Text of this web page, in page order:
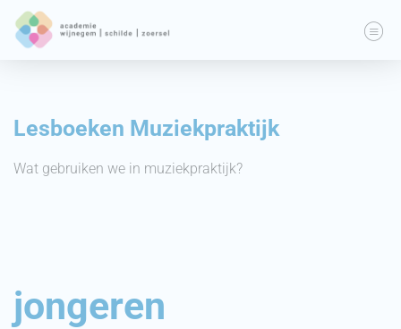
Lesboeken Muziekpraktijk
Wat gebruiken we in muziekpraktijk?
jongeren